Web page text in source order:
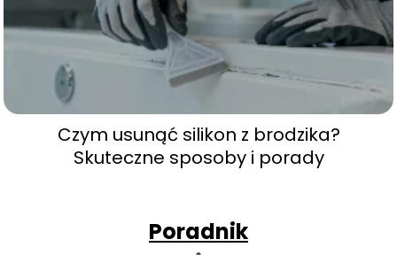
Czym usunąć silikon z brodzika?
Skuteczne sposoby i porady
Poradnik